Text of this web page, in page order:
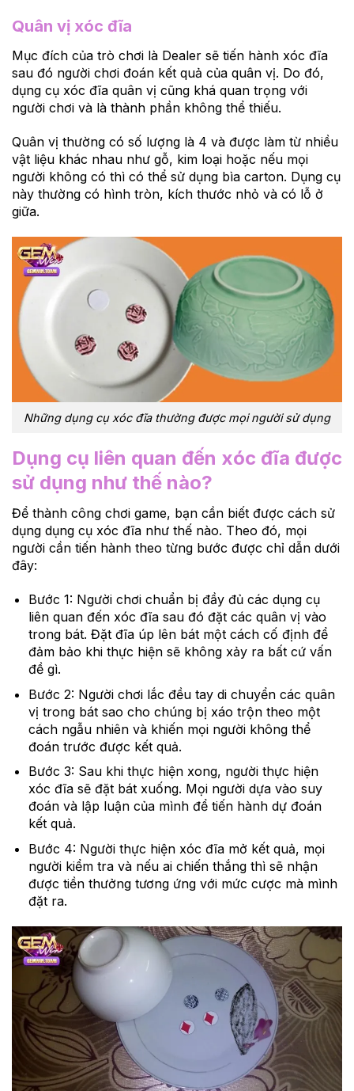
Quân vị xóc đĩa
Mục đích của trò chơi là Dealer sẽ tiến hành xóc đĩa
sau đó người chơi đoán kết quả của quân vị. Do đó,
dụng cụ xóc đĩa quân vị cũng khá quan trọng với
người chơi và là thành phần không thể thiếu.
Quân vị thường có số lượng là 4 và được làm từ nhiều
vật liệu khác nhau như gỗ, kim loại hoặc nếu mọi
người không có thì có thể sử dụng bìa carton. Dụng cụ
này thường có hình tròn, kích thước nhỏ và có lỗ ở
giữa.
Những dụng cụ xóc đĩa thường được mọi người sử dụng
Dụng cụ liên quan đến xóc đĩa được
sử dụng như thế nào?
Để thành công chơi game, bạn cần biết được cách sử
dụng dụng cụ xóc đĩa như thế nào. Theo đó, mọi
người cần tiến hành theo từng bước được chỉ dẫn dưới
đây:
Bước 1: Người chơi chuẩn bị đầy đủ các dụng cụ
liên quan đến xóc đĩa sau đó đặt các quân vị vào
trong bát. Đặt đĩa úp lên bát một cách cố định để
đảm bảo khi thực hiện sẽ không xảy ra bất cứ vấn
đề gì.
Bước 2: Người chơi lắc đều tay di chuyển các quân
vị trong bát sao cho chúng bị xáo trộn theo một
cách ngẫu nhiên và khiến mọi người không thể
đoán trước được kết quả.
Bước 3: Sau khi thực hiện xong, người thực hiện
xóc đĩa sẽ đặt bát xuống. Mọi người dựa vào suy
đoán và lập luận của mình để tiến hành dự đoán
kết quả.
Bước 4: Người thực hiện xóc đĩa mở kết quả, mọi
người kiểm tra và nếu ai chiến thắng thì sẽ nhận
được tiền thưởng tương ứng với mức cược mà mình
đặt ra.